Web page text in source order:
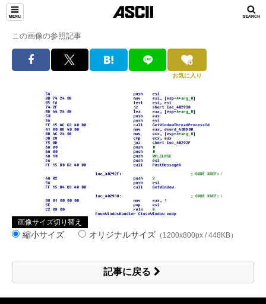
この画像の参照記事
お気に入り
画像サイズ切り替え
縮小サイズ オリジナルサイズ （1200x800px / 448KB）
記事に戻る